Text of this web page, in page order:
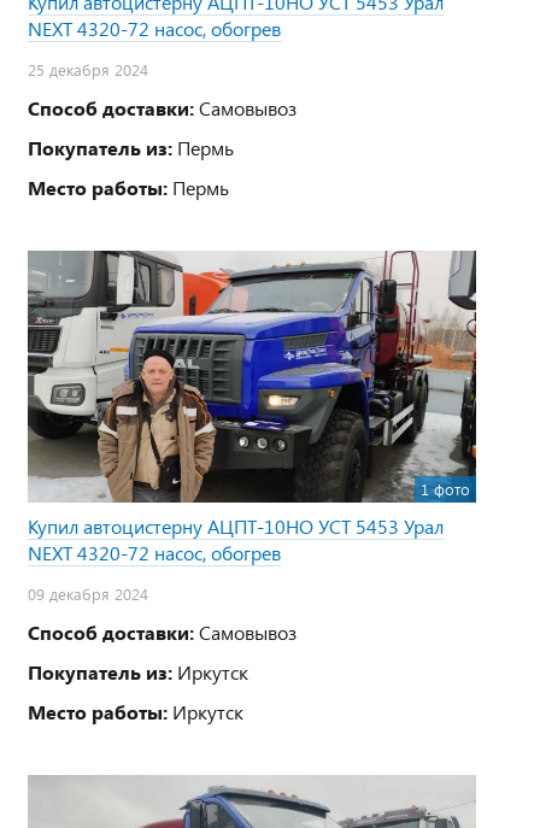
NEXT 4320-72 насос, обогрев
25 декабря 2024
Способ доставки:Самовывоз
Покупатель из: Пермь
Место работы: Пермь
1 фото
Купил автоцистерну АЦПТ-10НО УСТ 5453 Урал
NEXT 4320-72 насос, обогрев
09 декабря 2024
Способ доставки:Самовывоз
Покупатель из: Иркутск
Место работы: Иркутск